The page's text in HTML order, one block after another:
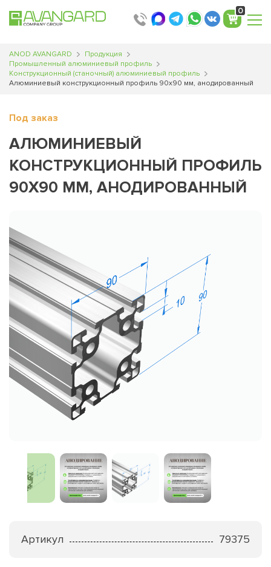
0
ANOD AVANGARD
Продукция
Промышленный алюминиевый профиль
Конструкционный (станочный) алюминиевый профиль
Алюминиевый конструкционный профиль 90х90 мм, анодированный
Под заказ
АЛЮМИНИЕВЫЙ
КОНСТРУКЦИОННЫЙ ПРОФИЛЬ
90Х90 ММ, АНОДИРОВАННЫЙ
Артикул 79375